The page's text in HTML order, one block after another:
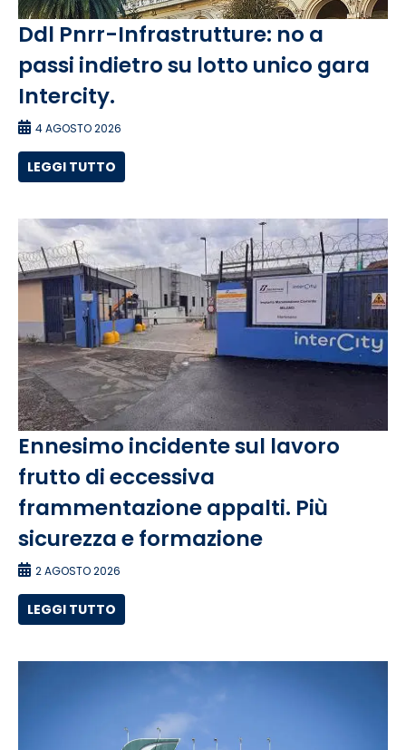
Ddl Pnrr-Infrastrutture: no a
passi indietro su lotto unico gara
Intercity.
4 AGOSTO 2026
LEGGI TUTTO
Ennesimo incidente sul lavoro
frutto di eccessiva
frammentazione appalti. Più
sicurezza e formazione
2 AGOSTO 2026
LEGGI TUTTO